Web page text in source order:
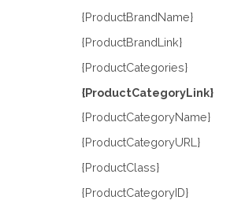
{ProductBrandName}
{ProductBrandLink}
{ProductCategories}
{ProductCategoryLink}
{ProductCategoryName}
{ProductCategoryURL}
{ProductClass}
{ProductCategoryID}